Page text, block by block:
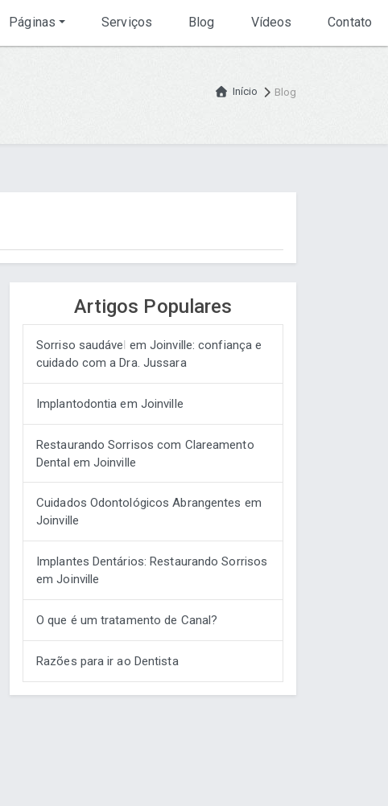
Páginas Serviços Blog Vídeos Contato
Início Blog
Artigos Populares
Sorriso saudável em Joinville: confiança e
cuidado com a Dra. Jussara
Implantodontia em Joinville
Restaurando Sorrisos com Clareamento
Dental em Joinville
Cuidados Odontológicos Abrangentes em
Joinville
Implantes Dentários: Restaurando Sorrisos
em Joinville
O que é um tratamento de Canal?
Razões para ir ao Dentista